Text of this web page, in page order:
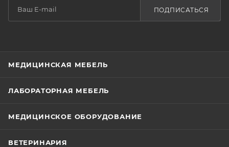
ПОДПИСАТЬСЯ
МЕДИЦИНСКАЯ МЕБЕЛЬ
ЛАБОРАТОРНАЯ МЕБЕЛЬ
МЕДИЦИНСКОЕ ОБОРУДОВАНИЕ
ВЕТЕРИНАРИЯ